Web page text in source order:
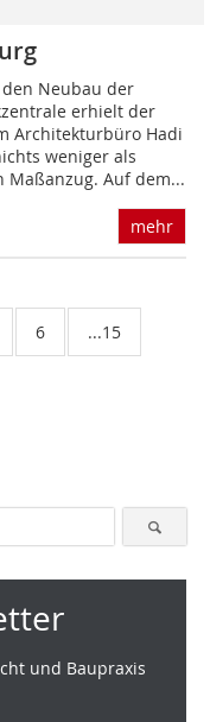
Neubau der
erhielt der
Architekturbüro Hadi
weniger als
Maßanzug. Auf dem...
mehr
6 ...15
und Baupraxis